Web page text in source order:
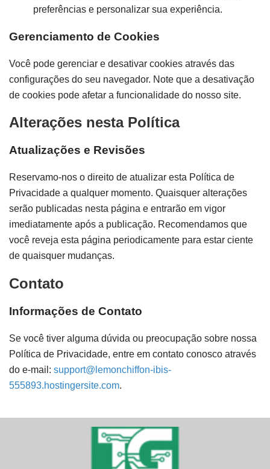
preferências e personalizar sua experiência.
Gerenciamento de Cookies
Você pode gerenciar e desativar cookies através das
configurações do seu navegador. Note que a desativação
de cookies pode afetar a funcionalidade do nosso site.
Alterações nesta Política
Atualizações e Revisões
Reservamo-nos o direito de atualizar esta Política de
Privacidade a qualquer momento. Quaisquer alterações
serão publicadas nesta página e entrarão em vigor
imediatamente após a publicação. Recomendamos que
você reveja esta página periodicamente para estar ciente
de quaisquer mudanças.
Contato
Informações de Contato
Se você tiver alguma dúvida ou preocupação sobre nossa
Política de Privacidade, entre em contato conosco através
do e-mail: support@lemonchiffon-ibis-
555893.hostingersite.com.